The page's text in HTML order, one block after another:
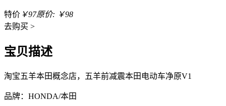
特价 ￥97原价: ￥98
去购买 >
宝贝描述
淘宝五羊本田概念店，五羊前减震本田电动车净原V1
品牌：HONDA/本田